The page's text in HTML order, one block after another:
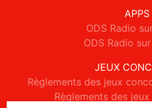
APPS
ODS Radio
ODS Radio
JEUX
Règlements des jeux
Règlements des